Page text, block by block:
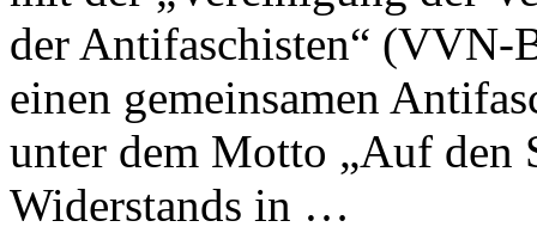
der Antifaschisten“ (VVN-
einen gemeinsamen
unter dem Motto „Auf den
Widerstands in …